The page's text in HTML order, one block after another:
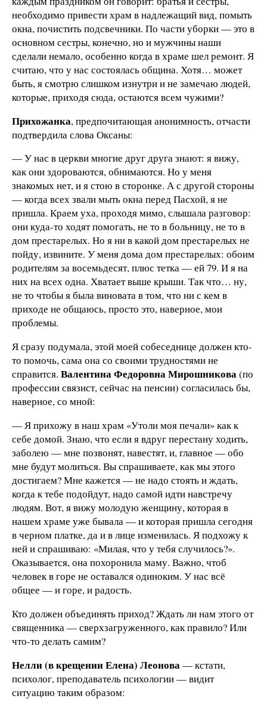
необходимо привести храм в надлежащий вид, помыть
окна, почистить подсвечники. По части уборки — это в
основном сестры, конечно, но и мужчины наши
сделали немало, особенно когда в храме шел ремонт. Я
считаю, что у нас состоялась община. Хотя… может
быть, я смотрю слишком изнутри и не замечаю людей,
которые, приходя сюда, остаются всем чужими?
Прихожанка, предпочитающая анонимность, отчасти
подтвердила слова Оксаны:
— У нас в церкви многие друг друга знают: я вижу,
как они здороваются, обнимаются. Но у меня
знакомых нет, и я стою в сторонке. А с другой стороны
— когда всех звали мыть окна перед Пасхой, я не
пришла. Краем уха, проходя мимо, слышала разговор:
они куда-то ходят помогать, не то в больницу, не то в
дом престарелых. Но я ни в какой дом престарелых не
пойду, извините. У меня дома дом престарелых: обоим
родителям за восемьдесят, плюс тетка — ей 79. И я на
них на всех одна. Хватает выше крыши. Так что… ну,
не то чтобы я была виновата в том, что ни с кем в
приходе не общаюсь, просто это, наверное, мои
проблемы.
Я сразу подумала, этой моей собеседнице должен кто-
то помочь, сама она со своими трудностями не
справится. Валентина Федоровна Мирошникова(по
профессии связист, сейчас на пенсии) согласилась бы,
наверное, со мной:
— Я прихожу в наш храм «Утоли моя печали» как к
себе домой. Знаю, что если я вдруг перестану ходить,
заболею — мне позвонят, навестят, и, главное — обо
мне будут молиться. Вы спрашиваете, как мы этого
достигаем? Мне кажется — не надо стоять и ждать,
когда к тебе подойдут, надо самой идти навстречу
людям. Вот, я вижу молодую женщину, которая в
нашем храме уже бывала — и которая пришла сегодня
в черном платке, да и в лице изменилась. Я подхожу к
ней и спрашиваю: «Милая, что у тебя случилось?».
Оказывается, она похоронила маму. Важно, чтоб
человек в горе не оставался одиноким. У нас всё
общее — и горе, и радость.
Кто должен объединять приход? Ждать ли нам этого от
священника — сверхзагруженного, как правило? Или
что-то делать самим?
Нелли (в крещении Елена) Леонова— кстати,
психолог, преподаватель психологии — видит
ситуацию таким образом: